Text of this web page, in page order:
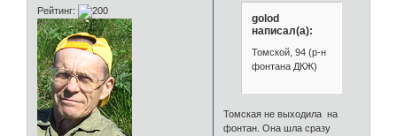
Рейтинг:
golod
написал(а):
Томской, 94 (р-н
фонтана ДКЖ)
Томская не выходила на
фонтан. Она шла сразу